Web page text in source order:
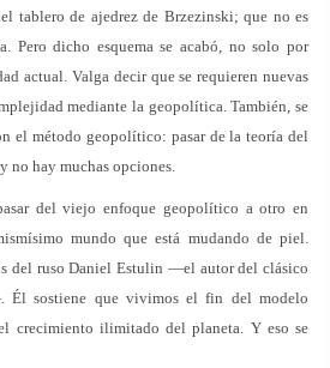
tablero de ajedrez de Brzezinski; que no es
Pero dicho esquema se acabó, no solo por
actual. Valga decir que se requieren nuevas
mediante la geopolítica. También, se
el método geopolítico: pasar de la teoría del
no hay muchas opciones.
del viejo enfoque geopolítico a otro en
mundo que está mudando de piel.
del ruso Daniel Estulin —el autor del clásico
Él sostiene que vivimos el fin del modelo
crecimiento ilimitado del planeta. Y eso se